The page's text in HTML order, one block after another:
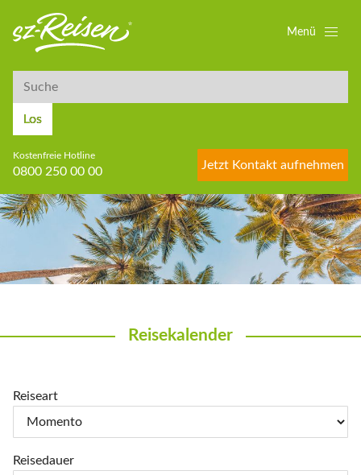
Suche
Los
Kostenfreie Hotline
0800 250 00 00
Jetzt Kontakt aufnehmen
Menü
Reisekalender
Reiseart
Reisedauer